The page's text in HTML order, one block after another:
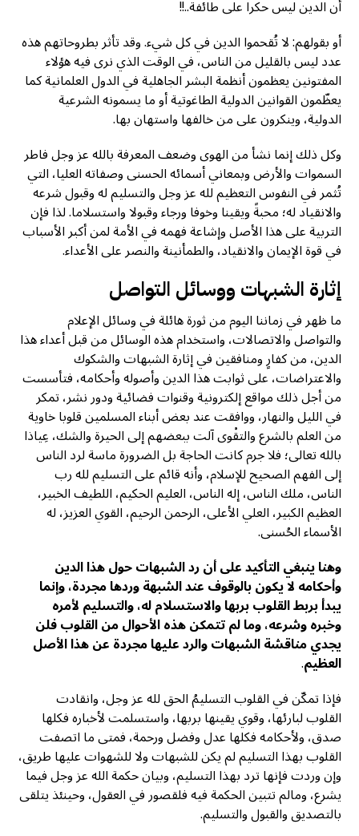
أن الدين ليس حكرا على طائفة..!!
أو بقولهم: لا تُقحموا الدين في كل شيء. وقد تأثر بطروحاتهم هذه
عدد ليس بالقليل من الناس، في الوقت الذي نرى فيه هؤلاء
المفتونين يعظمون أنظمة البشر الجاهلية في الدول العلمانية كما
يعظّمون القوانين الدولية الطاغوتية أو ما يسمونه الشرعية
الدولية، وينكرون على من خالفها واستهان بها.
وكل ذلك إنما نشأ من الهوى وضعف المعرفة بالله عز وجل فاطر
السموات والأرض وبمعاني أسمائه الحسنى وصفاته العليا، التي
تُثمر في النفوس التعظيم لله عز وجل والتسليم له وقبول شرعه
والانقياد له؛ محبةً ويقينا وخوفا ورجاء وقبولا واستسلاما. لذا فإن
التربية على هذا الأصل وإشاعة فهمه في الأمة لمن أكبر الأسباب
في قوة الإيمان والانقياد، والطمأنينة والنصر على الأعداء.
إثارة الشبهات ووسائل التواصل
ما ظهر في زماننا اليوم من ثورة هائلة في وسائل الإعلام
والتواصل والاتصالات، واستخدام هذه الوسائل من قبل أعداء هذا
الدين، من کفارٍ ومنافقين في إثارة الشبهات والشكوك
والاعتراضات، على ثوابت هذا الدين وأصوله وأحكامه، فتأسست
من أجل ذلك مواقع إلكترونية وقنوات فضائية ودور نشر، تمكر
في الليل والنهار، ووافقت عند بعض أبناء المسلمين قلوبا خاوية
من العلم بالشرع والتقْوی آلت ببعضهم إلى الحيرة والشك، عِياذا
بالله تعالى؛ فلا جرم كانت الحاجة بل الضرورة ماسة لرد الناس
إلى الفهم الصحيح للإسلام، وأنه قائم على التسليم لله رب
الناس، ملك الناس، إله الناس، العليم الحكيم، اللطيف الخبير،
العظيم الكبير، العلي الأعلى، الرحمن الرحيم، القوي العزيز، له
الأسماء الحُسنى.
وهنا ينبغي التأكيد على أن رد الشبهات حول هذا الدين
وأحكامه لا يكون بالوقوف عند الشبهة وردها مجردة، وإنما
يبدأ بربط القلوب بربها والاستسلام له، والتسليم لأمره
وخبره وشرعه، وما لم تتمكن هذه الأحوال من القلوب فلن
يجدي مناقشة الشبهات والرد عليها مجردة عن هذا الأصل
العظيم.
فإذا تمكّن في القلوب التسليمُ الحق لله عز وجل، وانقادت
القلوب لبارئها، وقوي يقينها بربها، واستسلمت لأخباره فكلها
صدق، ولأحكامه فكلها عدل وفضل ورحمة، فمتى ما اتصفت
القلوب بهذا التسليم لم يكن للشبهات ولا للشهوات عليها طريق،
وإن وردت فإنها ترد بهذا التسليم، وبيان حكمة الله عز وجل فيما
يشرع، ومالم تتبين الحكمة فيه فلقصور في العقول، وحينئذ يتلقی
بالتصديق والقبول والتسليم.